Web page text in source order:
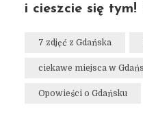
i cieszcie się tym!
7 zdjęć z Gdańska
ciekawe miejsca w
Opowieści o Gdańsku